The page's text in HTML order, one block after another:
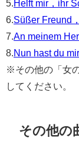
5.Helft mir，ihr
6.Süßer Freund
7.An meinem
8.Nun hast du
※その他の「女
してください。
その他の